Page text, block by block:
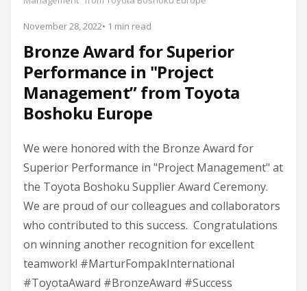
November 28, 2022• 1 min read
Bronze Award for Superior
Performance in "Project
Management” from Toyota
Boshoku Europe
We were honored with the Bronze Award for
Superior Performance in "Project Management" at
the Toyota Boshoku Supplier Award Ceremony.
We are proud of our colleagues and collaborators
who contributed to this success. Congratulations
on winning another recognition for excellent
teamwork! #MarturFompakInternational
#ToyotaAward #BronzeAward #Success